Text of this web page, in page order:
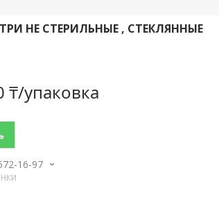
НЕ СТЕРИЛЬНЫЕ , СТЕКЛЯННЫЕ
₸/упаковка
16-97